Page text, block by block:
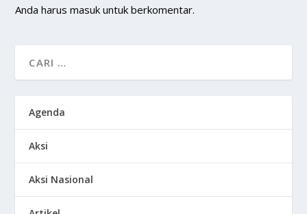
Anda harusmasuk untuk berkomentar.
Agenda
Aksi
Aksi Nasional